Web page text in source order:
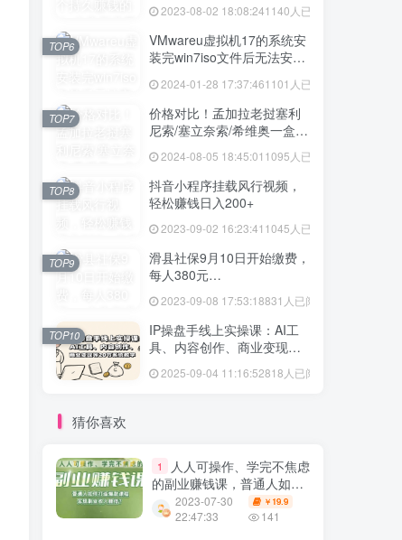
2023-08-02 18:08:241140人已阅读
VMwareu虚拟机17的系统安
装完win7iso文件后无法安装
2024-01-28 17:37:461101人已阅读
TOP6
价格对比！孟加拉老挝塞利
尼索/塞立奈索/希维奥一盒价
2024-08-05 18:45:01 1095人已阅读
TOP7
抖音小程序挂载风行视频，
轻松赚钱日入200+
2023-09-02 16:23:41 1045人已阅读
TOP8
滑县社保9月10日开始缴费，
每人380元…
2023-09-08 17:53:18831人已阅读
TOP9
IP操盘手线上实操课：AI工
具、内容创作、商业变现等
2025-09-04 11:16:52818人已阅读
TOP10
猜你喜欢
1
人人可操作、学完不焦虑
的副业赚钱课，普通人如何
打造爆款课程，实现副业收
入翻倍
2023-07-30
22:47:33
￥ 19.9
141